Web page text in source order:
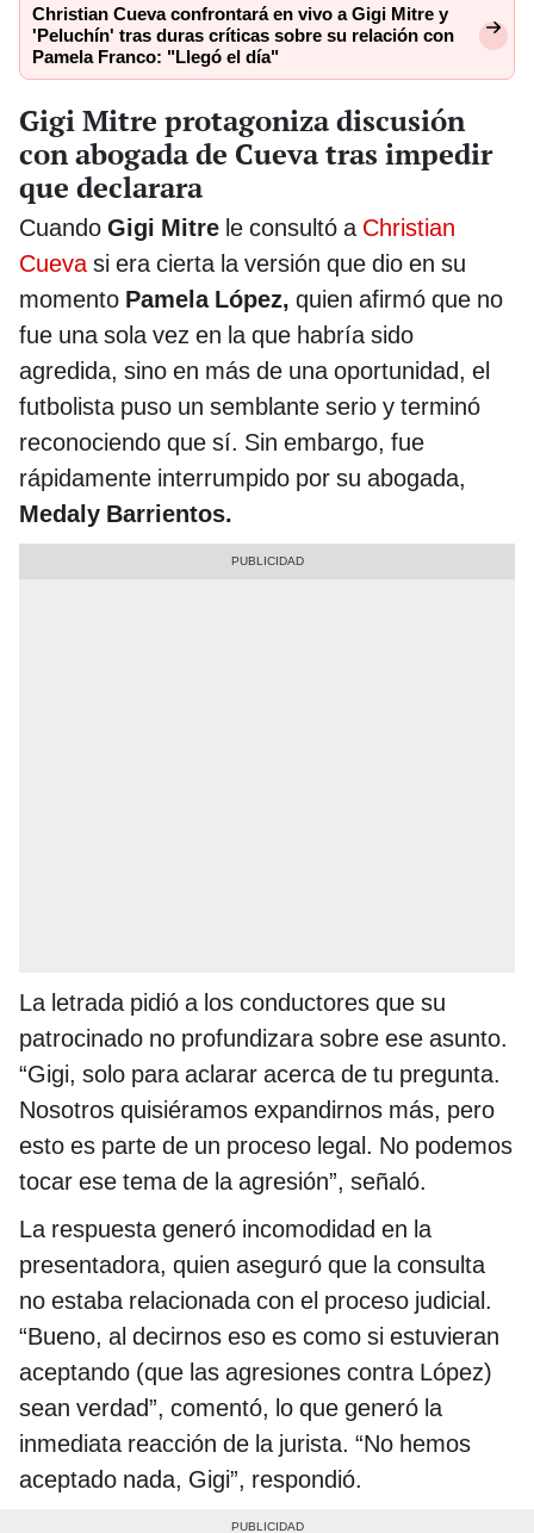
Christian Cueva confrontará en vivo a Gigi Mitre y
'Peluchín' tras duras críticas sobre su relación con
Pamela Franco: "Llegó el día"
Gigi Mitre protagoniza discusión
con abogada de Cueva tras impedir
que declarara
Cuando Gigi Mitre le consultó a Christian
Cuevasi era cierta la versión que dio en su
momento Pamela López, quien afirmó que no
fue una sola vez en la que habría sido
agredida, sino en más de una oportunidad, el
futbolista puso un semblante serio y terminó
reconociendo que sí. Sin embargo, fue
rápidamente interrumpido por su abogada,
Medaly Barrientos.
La letrada pidió a los conductores que su
patrocinado no profundizara sobre ese asunto.
“Gigi, solo para aclarar acerca de tu pregunta.
Nosotros quisiéramos expandirnos más, pero
esto es parte de un proceso legal. No podemos
tocar ese tema de la agresión”, señaló.
La respuesta generó incomodidad en la
presentadora, quien aseguró que la consulta
no estaba relacionada con el proceso judicial.
“Bueno, al decirnos eso es como si estuvieran
aceptando (que las agresiones contra López)
sean verdad”, comentó, lo que generó la
inmediata reacción de la jurista. “No hemos
aceptado nada, Gigi”, respondió.